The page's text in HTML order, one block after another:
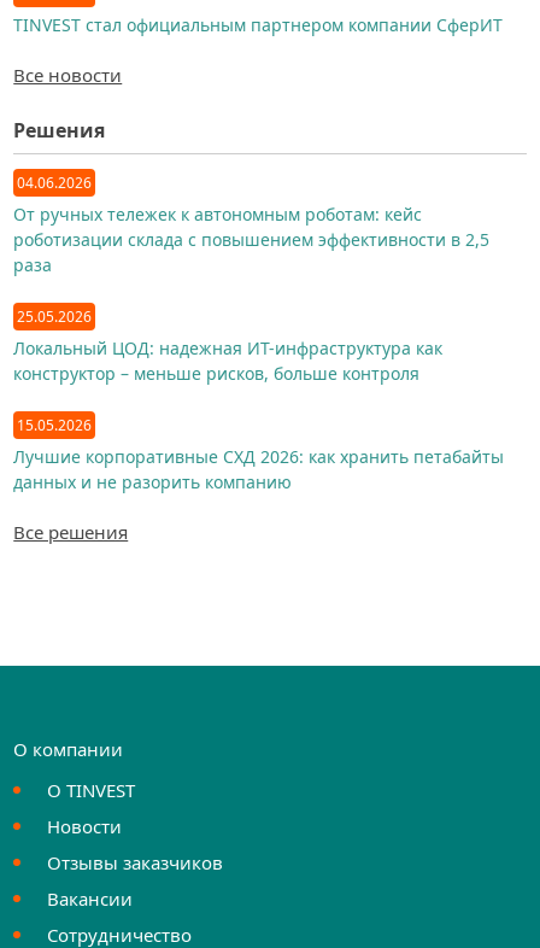
TINVEST стал официальным партнером компании СферИТ
Все новости
Решения
04.06.2026
От ручных тележек к автономным роботам: кейс
роботизации склада с повышением эффективности в 2,5
раза
25.05.2026
Локальный ЦОД: надежная ИТ-инфраструктура как
конструктор – меньше рисков, больше контроля
15.05.2026
Лучшие корпоративные СХД 2026: как хранить петабайты
данных и не разорить компанию
Все решения
О компании
О TINVEST
Новости
Отзывы заказчиков
Вакансии
Сотрудничество